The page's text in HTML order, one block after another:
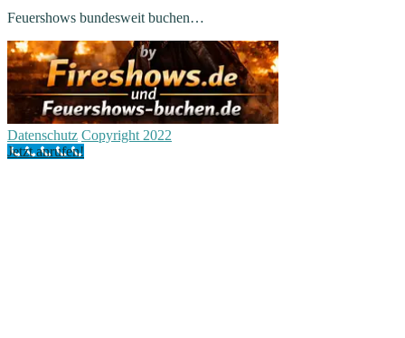
Feuershows bundesweit buchen…
Datenschutz Copyright 2022
Jetzt anrufen!